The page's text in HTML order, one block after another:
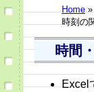
Home
時刻の
時間
Excel